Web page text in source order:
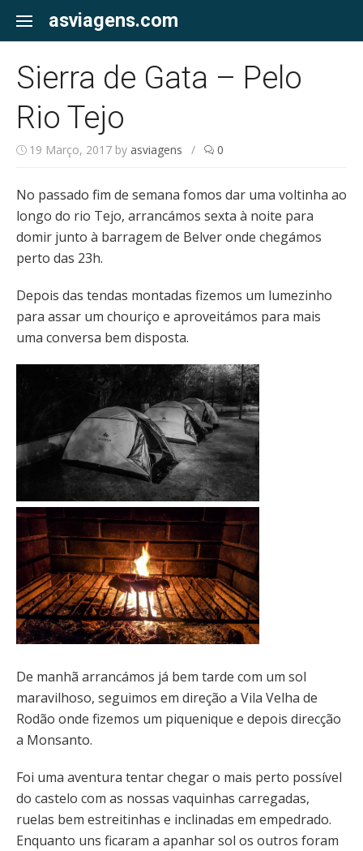
content
asviagens.com
Sierra de Gata – Pelo
Rio Tejo
19 Março, 2017 by asviagens / 0
No passado fim de semana fomos dar uma voltinha ao
longo do rio Tejo, arrancámos sexta à noite para
domir junto à barragem de Belver onde chegámos
perto das 23h.
Depois das tendas montadas fizemos um lumezinho
para assar um chouriço e aproveitámos para mais
uma conversa bem disposta.
De manhã arrancámos já bem tarde com um sol
maravilhoso, seguimos em direção a Vila Velha de
Rodão onde fizemos um piquenique e depois direcção
a Monsanto.
Foi uma aventura tentar chegar o mais perto possível
do castelo com as nossas vaquinhas carregadas,
ruelas bem estreitinhas e inclinadas em empedrado.
Enquanto uns ficaram a apanhar sol os outros foram